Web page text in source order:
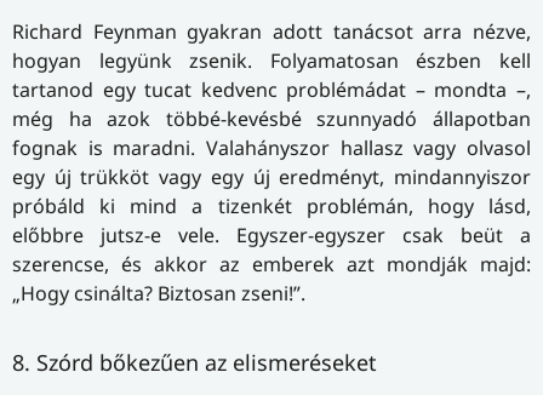
Richard Feynman gyakran adott tanácsot arra nézve,
hogyan legyünk zsenik. Folyamatosan észben kell
tartanod egy tucat kedvenc problémádat – mondta –,
még ha azok többé-kevésbé szunnyadó állapotban
fognak is maradni. Valahányszor hallasz vagy olvasol
egy új trükköt vagy egy új eredményt, mindannyiszor
próbáld ki mind a tizenkét problémán, hogy lásd,
előbbre jutsz-e vele. Egyszer-egyszer csak beüt a
szerencse, és akkor az emberek azt mondják majd:
„Hogy csinálta? Biztosan zseni!”.
8. Szórd bőkezűen az elismeréseket